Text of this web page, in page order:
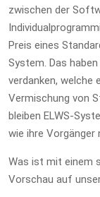
zwischen der
Preis eines
System. Das
verdanken, welche
Vermischung von
bleiben ELWS-
wie ihre Vorgänger
Was ist mit einem
Vorschau auf